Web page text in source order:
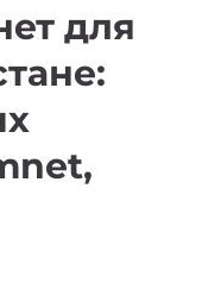
для